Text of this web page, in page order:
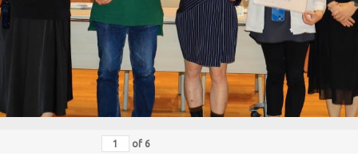
of 6